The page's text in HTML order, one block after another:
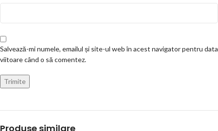
Salvează-mi numele, emailul și site-ul web în acest navigator pentru data
viitoare când o să comentez.
Produse similare